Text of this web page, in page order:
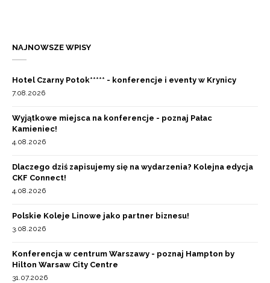
NAJNOWSZE WPISY
Hotel Czarny Potok***** - konferencje i eventy w Krynicy
7.08.2026
Wyjątkowe miejsca na konferencje - poznaj Pałac
Kamieniec!
4.08.2026
Dlaczego dziś zapisujemy się na wydarzenia? Kolejna edycja
CKF Connect!
4.08.2026
Polskie Koleje Linowe jako partner biznesu!
3.08.2026
Konferencja w centrum Warszawy - poznaj Hampton by
Hilton Warsaw City Centre
31.07.2026